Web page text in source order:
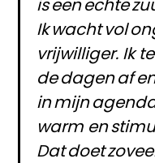
is een echte
Ik wacht vol
vrijwilliger. Ik
de dagen af
in mijn
warm en
Dat doet zove